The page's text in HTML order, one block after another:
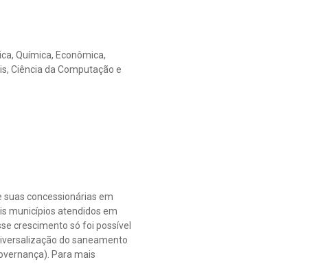
Química, Econômica,
Ciência da Computação e
concessionárias em
municípios atendidos em
crescimento só foi possível
do saneamento
Para mais